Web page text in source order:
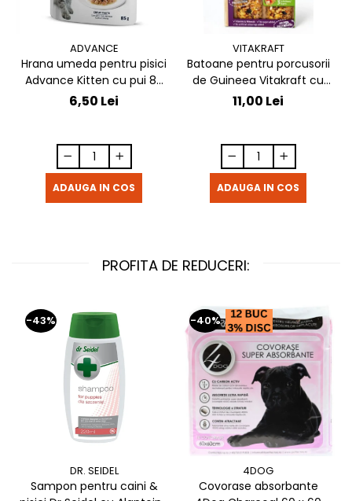
ADVANCE
Hrana umeda pentru pisici
Advance Kitten cu pui 85
gr
6,50 Lei
ADAUGA IN COS
VITAKRAFT
Batoane pentru porcusorii
de Guineea Vitakraft cu
struguri & nuci 2 buc
11,00 Lei
ADAUGA IN COS
PROFITA DE REDUCERI:
-43%
DR. SEIDEL
Sampon pentru caini &
-40%
4DOG
Covorase absorbante